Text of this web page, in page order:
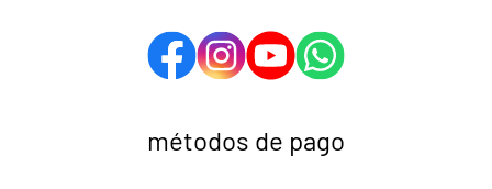
métodos de pago